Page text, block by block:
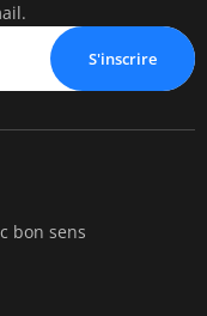
S'inscrire
bon sens